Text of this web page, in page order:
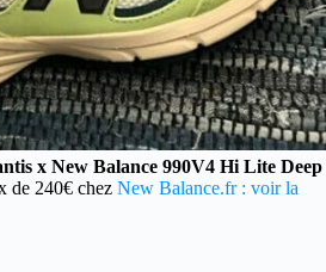
x New Balance 990V4 Hi Lite Deep
de 240€ chez New Balance.fr : voir la